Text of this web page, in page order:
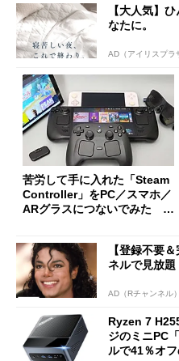
【大人気】
なたに。
AD（アイリスプラ
苦労して手に入れた「Steam
Controller」をPC／スマホ／
ARグラスにつないでみた ゲ
【登録不要
ネルで見放題
AD（Rチャンネル）
Ryzen 7
ジのミニPC
ルで41％オ